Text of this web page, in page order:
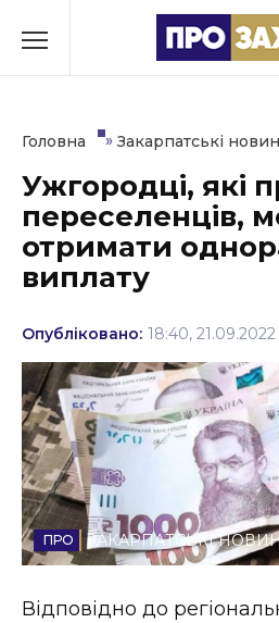
до
Культура
Освіта
Політика
Соціум
Спорт
Стиль життя
Втрачений Ужгород
Втрачений Ужгород
Головна » Закарпатські
Ужгородці, які
переселенців,
отримати
виплату
Опубліковано: 18:40, 21.09.2022
ЗАКАРПАТСЬКІ
Відповідно до